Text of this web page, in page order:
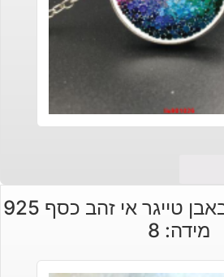
טבעת משובצת באבן טייגר אי זהב כסף 925
מידה: 8